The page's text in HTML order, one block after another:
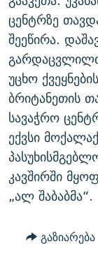
ცენტრზე
შეეწირა.
უცხო
ბრიტანეთის
სავაჭრო
ექვსი
კავშირში
„ალ შაბაბმა“.
გაზიარება